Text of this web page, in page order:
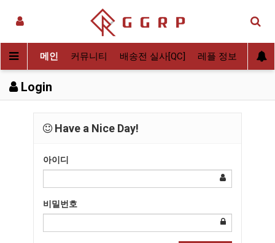
메인 커뮤니티 배송전 실사[QC] 레플 정보 후기
Login
Have a Nice Day!
아이디
비밀번호